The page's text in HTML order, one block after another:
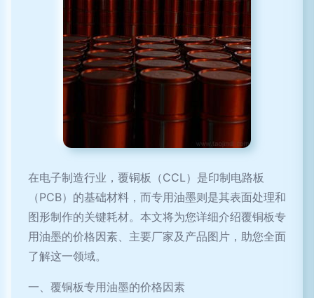
在电子制造行业，覆铜板（CCL）是印制电路板
（PCB）的基础材料，而专用油墨则是其表面处理和
图形制作的关键耗材。本文将为您详细介绍覆铜板专
用油墨的价格因素、主要厂家及产品图片，助您全面
了解这一领域。
一、覆铜板专用油墨的价格因素